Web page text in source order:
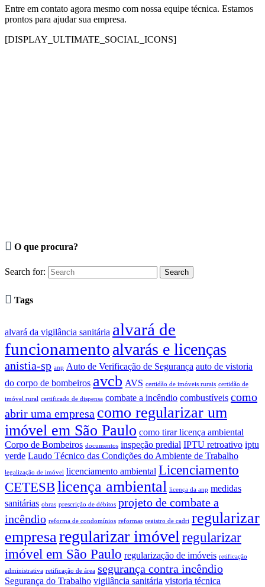
Entre em contato agora mesmo com nossa equipe técnica. Estamos
prontos para ajudar sua empresa.
[DISPLAY_ULTIMATE_SOCIAL_ICONS]
 O que procura?
Search for:
 Tags
alvará da vigilância sanitária alvará de
funcionamentoalvarás e licenças
anistia-sp anp Auto de Verificação de Segurança auto de vistoria
do corpo de bombeiros avcb AVS certidão de imóveis rurais certidão de
imóvel rural certificado de dispensa combate a incêndio combustíveis como
abrir uma empresa como regularizar um
imóvel em São Paulo como tirar licença ambiental
Corpo de Bombeiros documentos inspeção predial IPTU retroativo iptu
verde Laudo Técnico das Condições do Ambiente de Trabalho
legalização de imóvel licenciamento ambiental Licenciamento
CETESBlicença ambiental licença da anp medidas
sanitárias obras prescrição de débitos projeto de combate a
incêndio reforma de condomínios reformas registro de cadri regularizar
empresa regularizar imóvel regularizar
imóvel em São Paulo regularização de imóveis retificação
administrativa retificação de área segurança contra incêndio
Segurança do Trabalho vigilância sanitária vistoria técnica